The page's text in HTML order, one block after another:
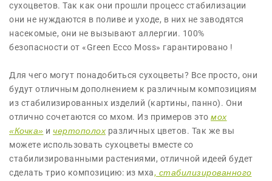
сухоцветов. Так как они прошли процесс стабилизации
они не нуждаются в поливе и уходе, в них не заводятся
насекомые, они не вызывают аллергии. 100%
безопасности от «Green Ecco Moss» гарантировано !
Для чего могут понадобиться сухоцветы? Все просто, они
будут отличным дополнением к различным композициям
из стабилизированных изделий (картины, панно). Они
отлично сочетаются со мхом. Из примеров это мох
«Кочка» и чертополох различных цветов. Так же вы
можете использовать сухоцветы вместе со
стабилизированными растениями, отличной идеей будет
сделать трио композицию: из мха, стабилизированного